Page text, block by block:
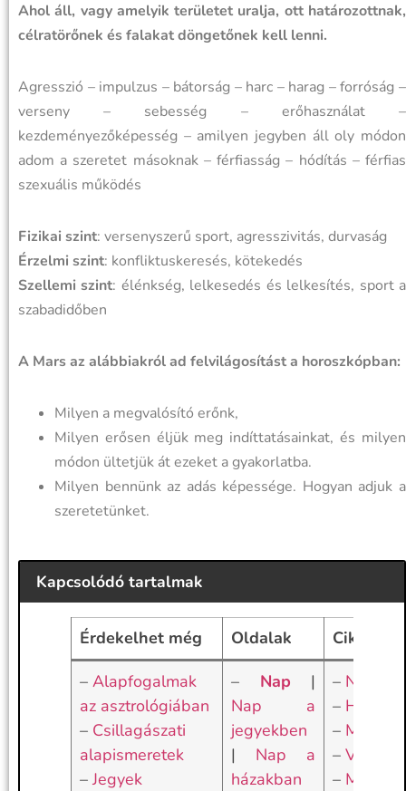
Ahol áll, vagy amelyik területet uralja, ott határozottnak,
célratörőnek és falakat döngetőnek kell lenni.
Agresszió – impulzus – bátorság – harc – harag – forróság –
verseny – sebesség – erőhasználat –
kezdeményezőképesség – amilyen jegyben áll oly módon
adom a szeretet másoknak – férfiasság – hódítás – férfias
szexuális működés
Fizikai szint: versenyszerű sport, agresszivitás, durvaság
Érzelmi szint: konfliktuskeresés, kötekedés
Szellemi szint: élénkség, lelkesedés és lelkesítés, sport a
szabadidőben
A Mars az alábbiakról ad felvilágosítást a horoszkópban:
Milyen a megvalósító erőnk,
Milyen erősen éljük meg indíttatásainkat, és milyen
módon ültetjük át ezeket a gyakorlatba.
Milyen bennünk az adás képessége. Hogyan adjuk a
szeretetünket.
Kapcsolódó tartalmak
Érdekelhet még Oldalak
Cikkek
– Alapfogalmak
az asztrológiában
– Csillagászati
alapismeretek
–Jegyek
– Nap |
Nap a
jegyekben
| Nap a
házakban
– Nap
– Hold
– Merkúr
– Vénusz
– Mars